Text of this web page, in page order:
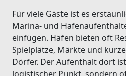
Für viele Gäste ist es
Marina- und
einfügen. Häfen bieten oft
Spielplätze, Märkte und
Dörfer. Der Aufenthalt dort